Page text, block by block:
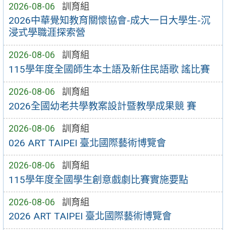
2026-08-06 訓育組
2026中華覺知教育關懷協會-成大一日大學生-沉
浸式學職涯探索營
2026-08-06 訓育組
115學年度全國師生本土語及新住民語歌 謠比賽
2026-08-06 訓育組
2026全國幼老共學教案設計暨教學成果競 賽
2026-08-06 訓育組
026 ART TAIPEI 臺北國際藝術博覽會
2026-08-06 訓育組
115學年度全國學生創意戲劇比賽實施要點
2026-08-06 訓育組
2026 ART TAIPEI 臺北國際藝術博覽會